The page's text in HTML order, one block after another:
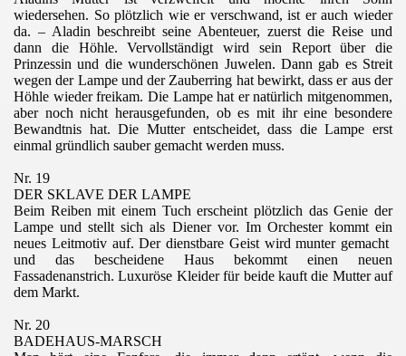
wiedersehen. So plötzlich wie er verschwand, ist er auch wieder
da. – Aladin beschreibt seine Abenteuer, zuerst die Reise und
dann die Höhle. Vervollständigt wird sein Report über die
Prinzessin und die wunderschönen Juwelen. Dann gab es Streit
wegen der Lampe und der Zauberring hat bewirkt, dass er aus der
Höhle wieder freikam. Die Lampe hat er natürlich mitgenommen,
aber noch nicht herausgefunden, ob es mit ihr eine besondere
Bewandtnis hat. Die Mutter entscheidet, dass die Lampe erst
einmal gründlich sauber gemacht werden muss.
Nr. 19
DER SKLAVE DER LAMPE
Beim Reiben mit einem Tuch erscheint plötzlich das Genie der
Lampe und stellt sich als Diener vor. Im Orchester kommt ein
neues Leitmotiv auf. Der dienstbare Geist wird munter gemacht
und das bescheidene Haus bekommt einen neuen
Fassadenanstrich. Luxuröse Kleider für beide kauft die Mutter auf
dem Markt.
Nr. 20
BADEHAUS-MARSCH